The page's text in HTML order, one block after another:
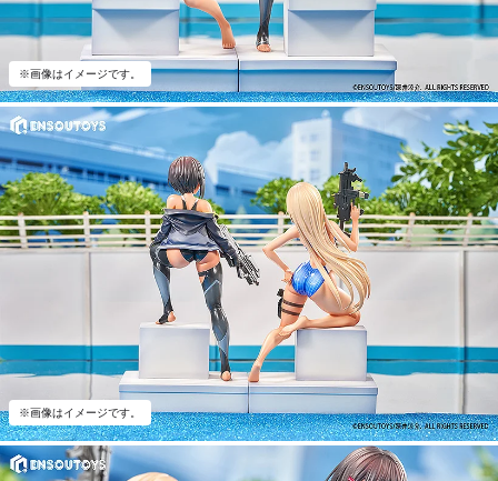
※画像はイメージです。
※画像はイメージです。